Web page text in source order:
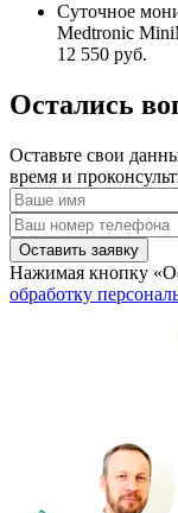
Суточное
Medtronic
12 550 руб.
Остались
Оставьте свои
время и
Оставить заявку
Нажимая кнопку
обработку